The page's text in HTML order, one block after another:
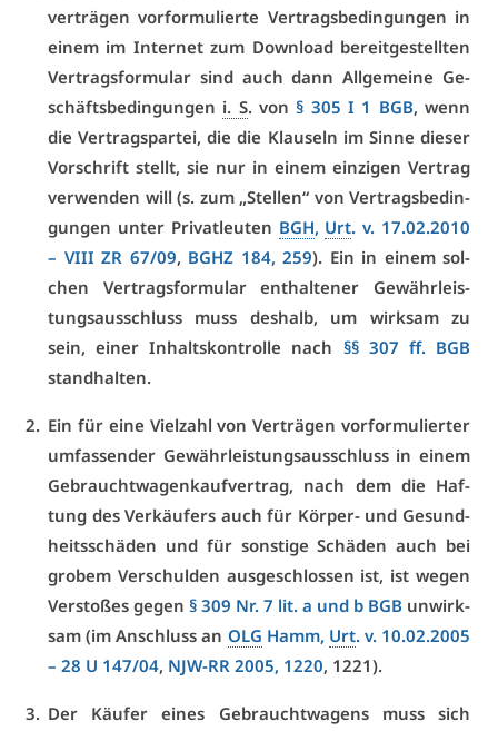
ver­trä­gen vor­for­mu­lier­te Ver­trags­be­din­gun­gen in
ei­nem im In­ter­net zum Down­load be­reit­ge­stell­ten
Ver­trags­for­mu­lar sind auch dann All­ge­mei­ne Ge­
schäfts­be­din­gun­gen i. S. von§ 305 I 1 BGB, wenn
die Ver­trags­par­tei, die die Klau­seln im Sin­ne die­ser
Vor­schrift stellt, sie nur in ei­nem ein­zi­gen Ver­trag
ver­wen­den will (s. zum „Stel­len“ von Ver­trags­be­din­
gun­gen un­ter Pri­vat­leu­ten BGH, Urt. v. 17.02.2010
– VI­II ZR 67/09, BGHZ 184, 259). Ein in ei­nem sol­
chen Ver­trags­for­mu­lar ent­hal­te­ner Ge­währ­leis­
tungs­aus­schluss muss des­halb, um wirk­sam zu
sein, ei­ner In­halts­kon­trol­le nach §§ 307 ff. BGB
stand­hal­ten.
Ein für ei­ne Viel­zahl von Ver­trä­gen vor­for­mu­lier­ter
um­fas­sen­der Ge­währ­leis­tungs­aus­schluss in ei­nem
Ge­braucht­wa­gen­kauf­ver­trag, nach dem die Haf­
tung des Ver­käu­fers auch für Kör­per- und Ge­sund­
heits­schä­den und für sons­ti­ge Schä­den auch bei
gro­bem Ver­schul­den aus­ge­schlos­sen ist, ist we­gen
Ver­sto­ßes ge­gen § 309 Nr. 7 lit. a und b BGB un­wirk­
sam (im An­schluss an OLG Hamm, Urt. v. 10.02.2005
– 28 U 147/04, NJW-RR 2005, 1220, 1221).
Der Käu­fer ei­nes Ge­braucht­wa­gens muss sich